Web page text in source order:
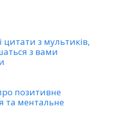
цитати з мультиків,
з вами
позитивне
та ментальне